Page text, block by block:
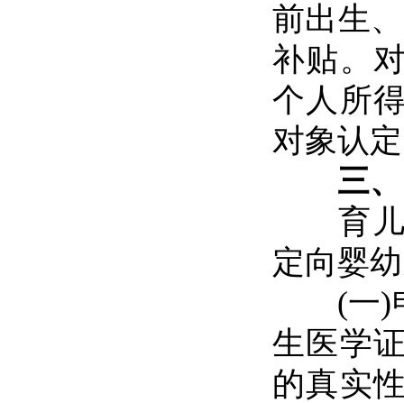
前出生
补贴。
个人所
对象认
三
育儿
定向婴
(一)申
生医学
的真实